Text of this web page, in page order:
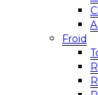
Froid